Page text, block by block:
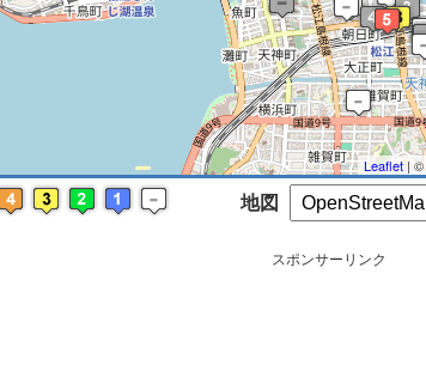
Leaflet | ©
地図
スポンサーリンク